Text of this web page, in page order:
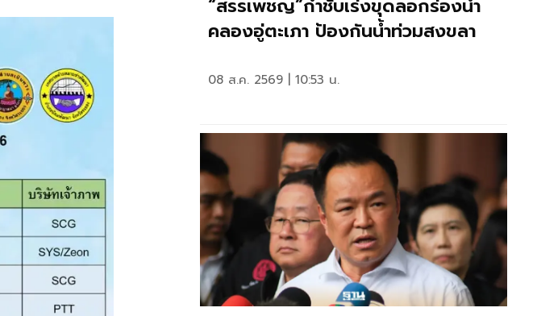
“สรรเพชญ”กำชับเร่งขุดลอกร่องน้ำ
คลองอู่ตะเภา ป้องกันน้ำท่วมสงขลา
08 ส.ค. 2569 | 10:53 น.